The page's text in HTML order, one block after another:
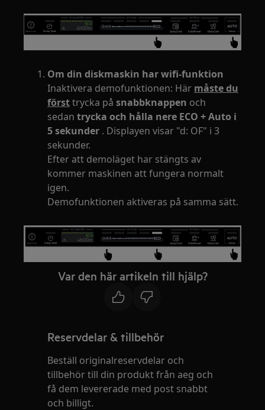
Om din diskmaskin har wifi-funktion
Inaktivera demofunktionen: Här måste du
försttrycka påsnabbknappen och
sedantrycka och hålla nere ECO + Auto i
5 sekunder . Displayen visar "d: OF" i 3
sekunder.
Efter att demoläget har stängts av
kommer maskinen att fungera normalt
igen.
Demofunktionen aktiveras på samma sätt.
Var den här artikeln till hjälp?
Reservdelar & tillbehör
Beställ originalreservdelar och
tillbehör till din produkt från aeg och
få dem levererade med post snabbt
och billigt.